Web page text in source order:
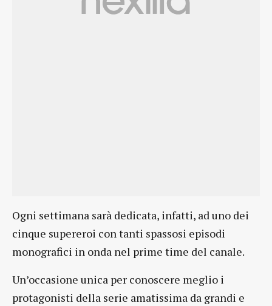
Ogni settimana sarà dedicata, infatti, ad uno dei
cinque supereroi con tanti spassosi episodi
monografici in onda nel prime time del canale.
Un’occasione unica per conoscere meglio i
protagonisti della serie amatissima da grandi e